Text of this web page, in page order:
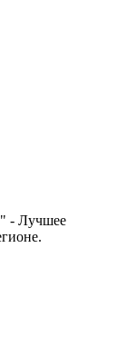
- Лучшее